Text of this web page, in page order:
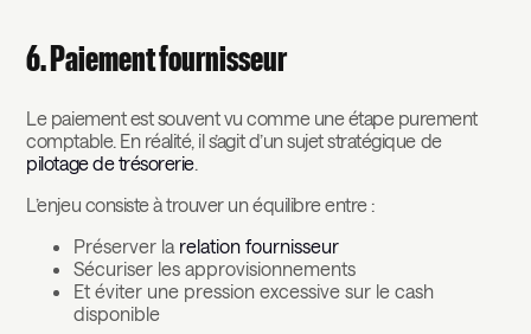
6. Paiement fournisseur
Le paiement est souvent vu comme une étape purement
comptable. En réalité, il s’agit d’un sujet stratégique de
pilotage de trésorerie.
L’enjeu consiste à trouver un équilibre entre :
Préserver la relation fournisseur
Sécuriser les approvisionnements
Et éviter une pression excessive sur le cash
disponible